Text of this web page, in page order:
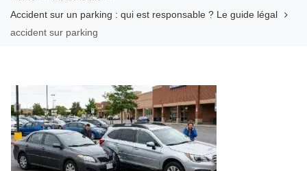
Accident sur un parking : qui est responsable ? Le guide légal
accident sur parking